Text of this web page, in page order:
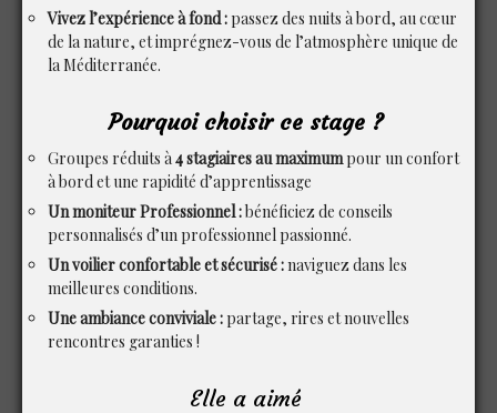
Vivez l’expérience à fond : passez des nuits à bord, au cœur
de la nature, et imprégnez-vous de l’atmosphère unique de
la Méditerranée.
Pourquoi choisir ce stage ?
Groupes réduits à4 stagiaires au maximum pour un confort
à bord et une rapidité d’apprentissage
Un moniteur Professionnel :bénéficiez de conseils
personnalisés d’un professionnel passionné.
Un voilier confortable et sécurisé :naviguez dans les
meilleures conditions.
Une ambiance conviviale : partage, rires et nouvelles
rencontres garanties !
Elle a aimé